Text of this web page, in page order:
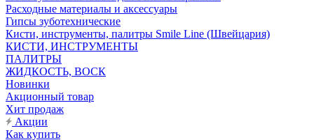
Расходные материалы и аксессуары
Гипсы зуботехнические
Кисти, инструменты, палитры Smile Line (Швейцария)
КИСТИ, ИНСТРУМЕНТЫ
ПАЛИТРЫ
ЖИДКОСТЬ, ВОСК
Новинки
Акционный товар
Хит продаж
Акции
Как купить